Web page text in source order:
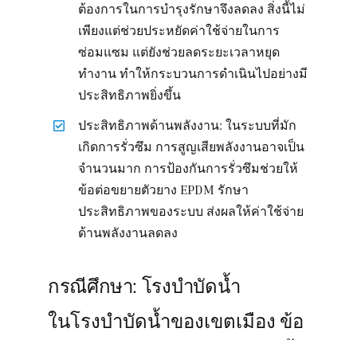
ต้องการในการบำรุงรักษาจึงลดลง สิ่งนี้ไม่
เพียงแต่ช่วยประหยัดค่าใช้จ่ายในการ
ซ่อมแซม แต่ยังช่วยลดระยะเวลาหยุด
ทำงาน ทำให้กระบวนการดำเนินไปอย่างมี
ประสิทธิภาพยิ่งขึ้น
ประสิทธิภาพด้านพลังงาน: ในระบบที่มัก
เกิดการรั่วซึม การสูญเสียพลังงานอาจเป็น
จำนวนมาก การป้องกันการรั่วซึมช่วยให้
ข้อต่อขยายตัวยาง EPDM รักษา
ประสิทธิภาพของระบบ ส่งผลให้ค่าใช้จ่าย
ด้านพลังงานลดลง
กรณีศึกษา: โรงบำบัดน้ำ
ในโรงบำบัดน้ำของเขตเมือง ข้อ